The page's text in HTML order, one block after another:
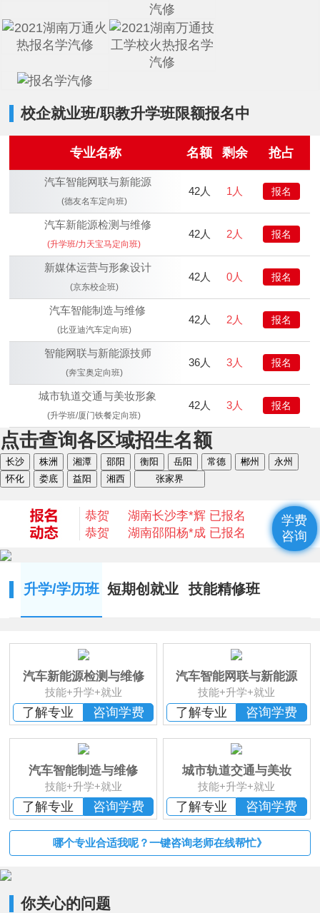
校企就业班/职教升学班限额报名中
专业名称 名额 剩余 抢占
汽车智能网联与新能源
(德友名车定向班)
42人 1人 报名
汽车新能源检测与维修
(升学班/力天宝马定向班)
42人 2人 报名
新媒体运营与形象设计
(京东校企班)
42人 0人 报名
汽车智能制造与维修
(比亚迪汽车定向班)
42人 2人 报名
智能网联与新能源技师
(奔宝奥定向班)
36人 3人 报名
城市轨道交通与美妆形象
(升学班/厦门铁餐定向班)
42人 3人 报名
点击查询各区域招生名额
长沙 株洲 湘潭 邵阳 衡阳 岳阳 常德 郴州
永州
怀化
娄底 益阳 湘西 张家界
恭贺 湖南衡阳何* 已报名
恭贺
湖南益阳陈* 已报名
恭贺
湖南湘西何*凡 已报名
恭贺
湖南长沙李*辉 已报名
恭贺
湖南邵阳杨*成 已报名
恭贺
湖南衡阳谢光平 已报名
恭贺
恭贺
何*凡 已报名
恭贺
湖南益阳卢*俊 已报名
恭贺
湖南长沙
李*辉 已报名
恭贺
湖南邵阳杨*成 已报名
恭贺
湖南郴州刘* 已报名
恭贺
湖南益阳苏*琮 已报名
恭贺
谢光平 已报名
恭贺
湖南怀化 段秋杰 已报名
升学/学历班 短期创就业
班
技能精修班
汽车新能源检测与维修
技能+升学+就业
了解专业 咨询学费
汽车智能网联与新能源
技能+升学+就业
了解专业 咨询学费
汽车智能制造与维修
技能+升学+就业
了解专业 咨询学费
城市轨道交通与美妆
技能+升学+就业
了解专业 咨询学费
哪个专业合适我呢？一键咨询老师在线帮忙》
你关心的问题
学费
咨询